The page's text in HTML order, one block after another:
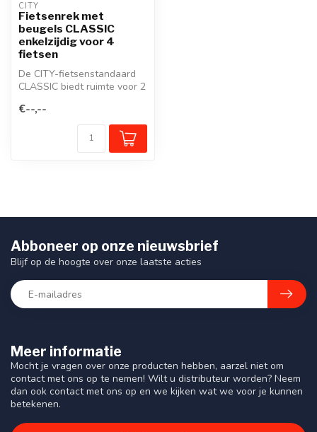
CITY
Fietsenrek met
beugels CLASSIC
enkelzijdig voor 4
fietsen
De CITY-fietsenstandaard
CLASSIC biedt ruimte voor 2
€--,--
Meer informatie
Mocht je vragen over onze producten hebben, aarzel niet om
contact met ons op te nemen! Wilt u distributeur worden? Neem
dan ook contact met ons op en we kijken wat we voor je kunnen
betekenen.
Abboneer op onze nieuwsbrief
Blijf op de hoogte over onze laatste acties